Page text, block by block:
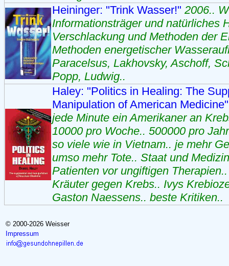
Heininger: "Trink Wasser!" 2006..
Informationsträger und natürliches
Verschlackung und Methoden der
Methoden energetischer
Paracelsus, Lakhovsky, Aschoff,
Popp, Ludwig..
Haley: "Politics in Healing: The
Manipulation of American Medicine"
jede Minute ein Amerikaner an
10000 pro Woche.. 500000 pro
so viele wie in Vietnam.. je mehr
umso mehr Tote.. Staat und
Patienten vor ungiftigen
Kräuter gegen Krebs.. Ivys
Gaston Naessens.. beste Kritiken..
© 2000-2026 Weisser
Impressum